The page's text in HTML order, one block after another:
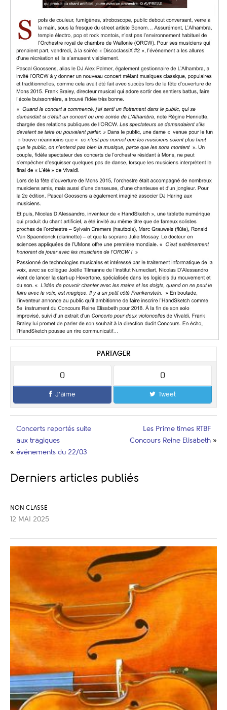
PARTAGER
0
J'aime
0
Tweet
«
Concerts reportés suite
aux tragiques
événements du 22/03
Les Prime times RTBF
Concours Reine Elisabeth »
Derniers articles publiés
NON CLASSÉ
12 MAI 2025